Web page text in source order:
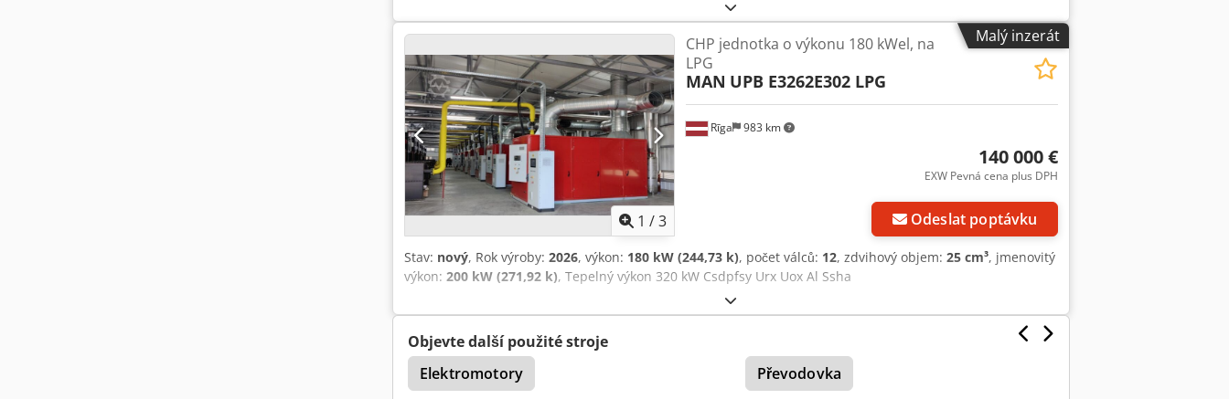
Malý inzerát
1 /3
Rīga 983 km
CHP jednotka o výkonu 180 kWel, na
LPG
MAN UPB E3262E302 LPG
140 000 €
EXW Pevná cena plus DPH
Odeslat poptávku
Stav: nový, Rok výroby: 2026, výkon: 180 kW (244,73 k), počet válců: 12, zdvihový objem: 25 cm³, jmenovitý
výkon: 200 kW (271,92 k), Tepelný výkon 320 kW Csdpfsy Urx Uox Al Ssha
Objevte další použité stroje
Elektromotory
Převodovka